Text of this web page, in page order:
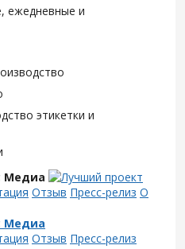
ежедневные и
этикетки и
Медиа
Отзыв Пресс-релиз О
Медиа
Отзыв Пресс-релиз